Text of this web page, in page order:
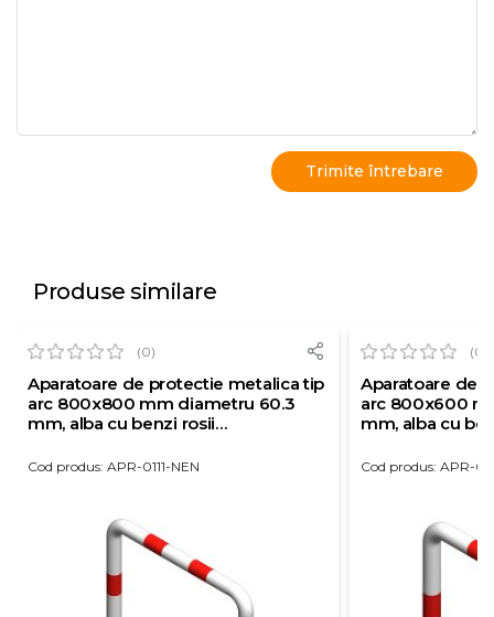
Produse similare
(0)
Aparatoare de protectie metalica tip
arc 800x800 mm diametru 60.3
mm, alba cu benzi rosii
Cod produs: APR-0111-NEN
(0)
Aparatoare de
arc 800x600
mm, alba cu
Cod produs: APR-